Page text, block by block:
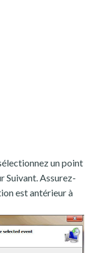
un point
Suivant. Assurez-
est antérieur à